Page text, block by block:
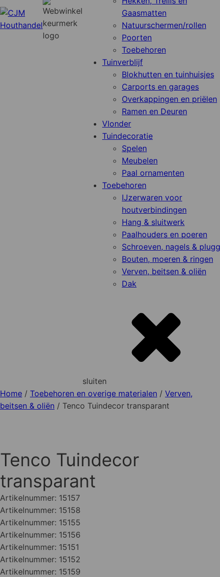
Gaasmatten
Natuurschermen/rollen
Poorten
Toebehoren
Tuinverblijf
Blokhutten en tuinhuisjes
Carports en garages
Overkappingen en priëlen
Ramen en Deuren
Vlonder
Tuindecoratie
Spelen
Meubelen
Paal ornamenten
Toebehoren
IJzerwaren voor
houtverbindingen
Hang & sluitwerk
Paalhouders en poeren
Schroeven, nagels &
Bouten, moeren & ringen
Verven, beitsen & oliën
Dak
sluiten
Home / Toebehoren en overige materialen / Verven,
beitsen & oliën / Tenco Tuindecor transparant
Tenco Tuindecor
transparant
Artikelnummer: 15157
Artikelnummer: 15158
Artikelnummer: 15155
Artikelnummer: 15156
Artikelnummer: 15151
Artikelnummer: 15152
Artikelnummer: 15159